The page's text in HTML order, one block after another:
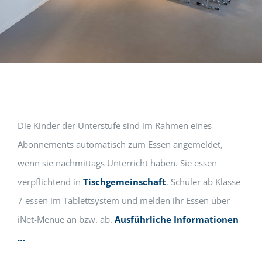
Die Kinder der Unterstufe sind im Rahmen eines
Abonnements automatisch zum Essen angemeldet,
wenn sie nachmittags Unterricht haben. Sie essen
verpflichtend in Tischgemeinschaft. Schüler ab Klasse
7 essen im Tablettsystem und melden ihr Essen über
iNet-Menue an bzw. ab. Ausführliche Informationen
…